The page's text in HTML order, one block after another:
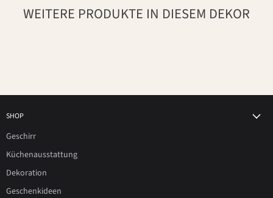
WEITERE PRODUKTE IN DIESEM DEKOR
SHOP
Geschirr
Küchenausstattung
Dekoration
Geschenkideen